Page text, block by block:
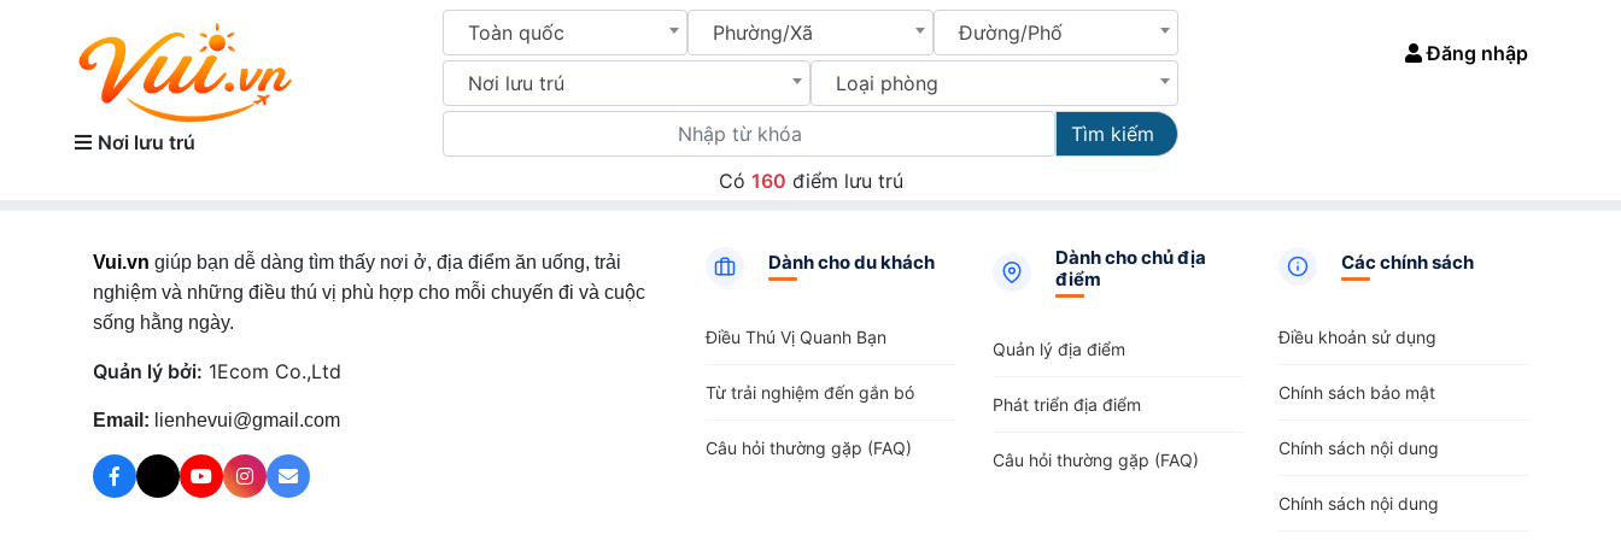
Nơi lưu trú
Toàn quốc Phường/Xã Đường/Phố
Nơi lưu trú Loại phòng
Tìm kiếm
Đăng nhập
Có 160 điểm lưu trú
Vui.vn giúp bạn dễ dàng tìm thấy nơi ở, địa điểm ăn uống, trải
nghiệm và những điều thú vị phù hợp cho mỗi chuyến đi và cuộc
sống hằng ngày.
Quản lý bởi: 1Ecom Co.,Ltd
Email: lienhevui@gmail.com
Dành cho du khách
Điều Thú Vị Quanh Bạn
Từ trải nghiệm đến gắn bó
Câu hỏi thường gặp (FAQ)
Dành cho chủ địa
điểm
Quản lý địa điểm
Phát triển địa điểm
Câu hỏi thường gặp (FAQ)
Các chính sách
Điều khoản sử dụng
Chính sách bảo mật
Chính sách nội dung
Chính sách nội dung